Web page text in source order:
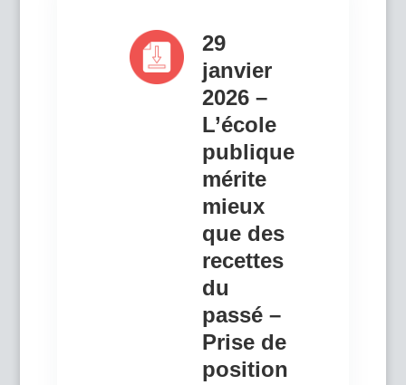
29
janvier
2026 –
L’école
publique
mérite
mieux
que des
recettes
du
passé –
Prise de
position